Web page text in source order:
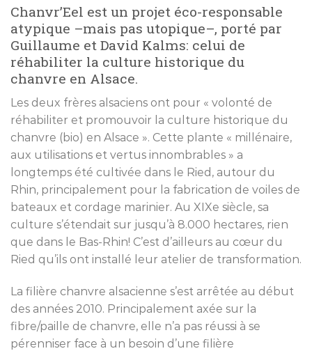
Chanvr’Eel est un projet éco-responsable
atypique –mais pas utopique–, porté par
Guillaume et David Kalms: celui de
réhabiliter la culture historique du
chanvre en Alsace.
Les deux frères alsaciens ont pour « volonté de
réhabiliter et promouvoir la culture historique du
chanvre (bio) en Alsace ». Cette plante « millénaire,
aux utilisations et vertus innombrables » a
longtemps été cultivée dans le Ried, autour du
Rhin, principalement pour la fabrication de voiles de
bateaux et cordage marinier. Au XIXe siècle, sa
culture s’étendait sur jusqu’à 8.000 hectares, rien
que dans le Bas-Rhin! C’est d’ailleurs au cœur du
Ried qu’ils ont installé leur atelier de transformation.
La filière chanvre alsacienne s’est arrêtée au début
des années 2010. Principalement axée sur la
fibre/paille de chanvre, elle n’a pas réussi à se
pérenniser face à un besoin d’une filière